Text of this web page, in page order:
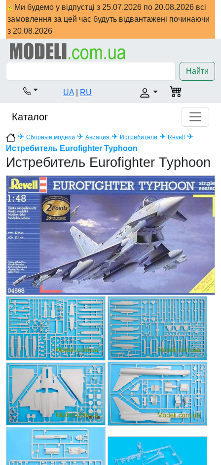
Ми будемо у відпустці з 25.07.2026 по 20.08.2026 всі
замовлення за цей час будуть відвантажені починаючи
з 20.08.2026
Найти
UA RU
Каталог
✈ Сборные модели ✈ Авиация ✈ Истребители ✈ Revell
✈
Истребитель Eurofighter Typhoon
Истребитель Eurofighter Typhoon